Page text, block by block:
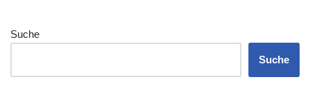
Suche
Suche